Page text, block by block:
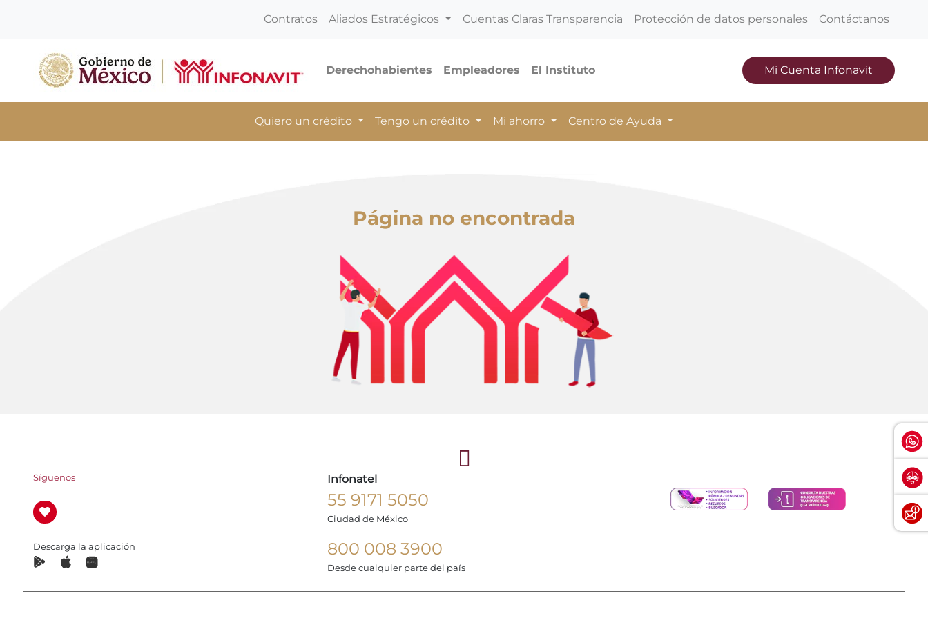
Contratos Aliados Estratégicos Cuentas Claras Transparencia Protección de datos personales Contáctanos
Derechohabientes Empleadores El Instituto Mi Cuenta Infonavit
Quiero un crédito Tengo un crédito Mi ahorro Centro de Ayuda
Página no encontrada
Síguenos
Descarga la aplicación
Infonatel
55 9171 5050
Ciudad de México
800 008 3900
Desde cualquier parte del país